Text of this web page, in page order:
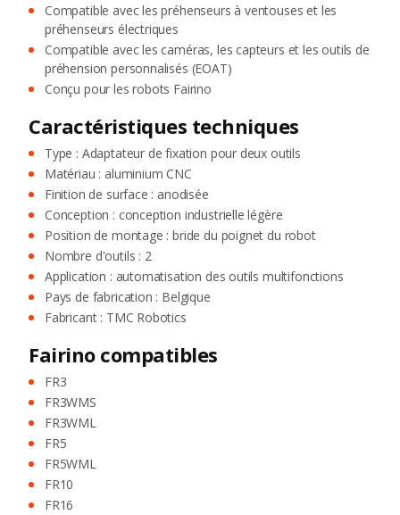
Compatible avec les préhenseurs à ventouses et les
préhenseurs électriques
Compatible avec les caméras, les capteurs et les outils de
préhension personnalisés (EOAT)
Conçu pour les robots Fairino
Caractéristiques techniques
Type : Adaptateur de fixation pour deux outils
Matériau : aluminium CNC
Finition de surface : anodisée
Conception : conception industrielle légère
Position de montage : bride du poignet du robot
Nombre d'outils : 2
Application : automatisation des outils multifonctions
Pays de fabrication : Belgique
Fabricant : TMC Robotics
Fairino compatibles
FR3
FR3WMS
FR3WML
FR5
FR5WML
FR10
FR16